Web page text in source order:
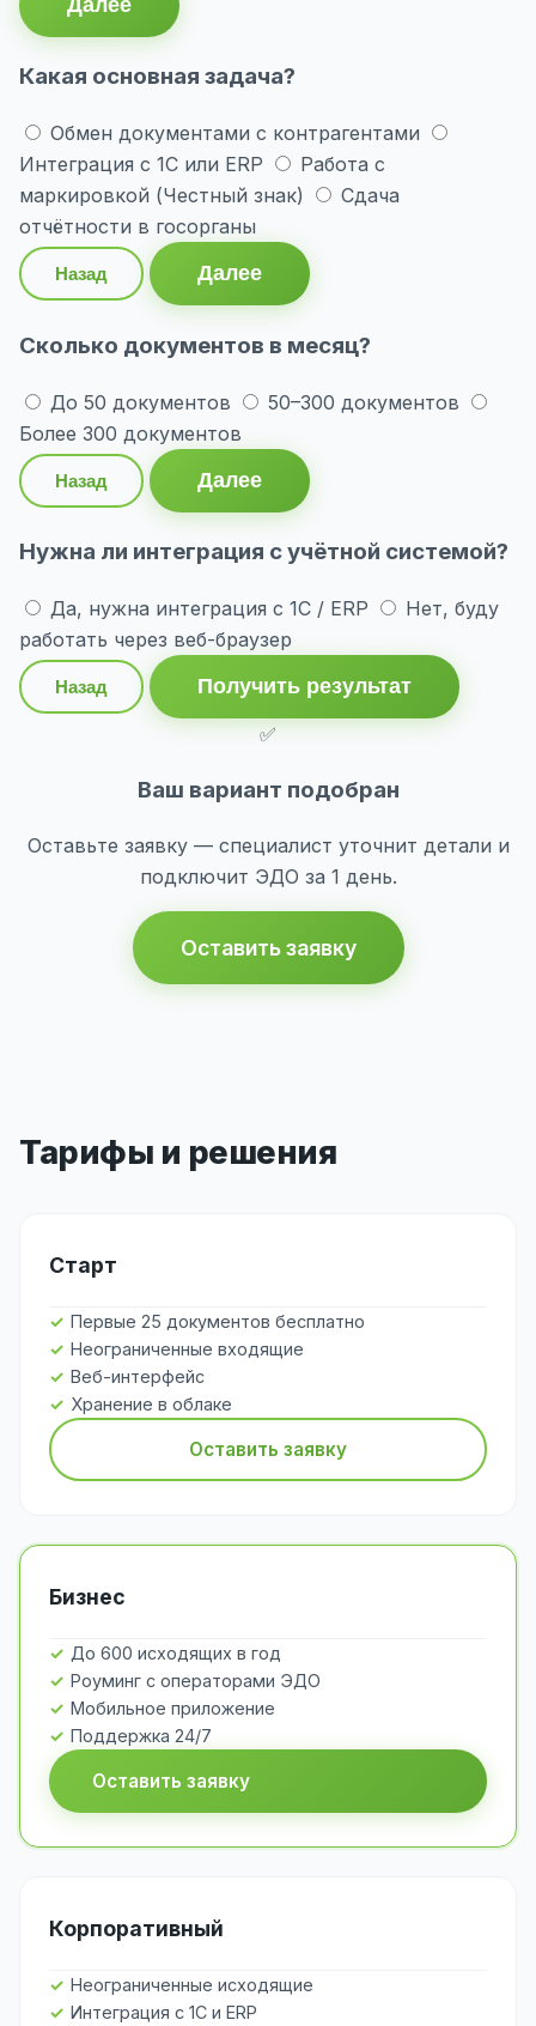
Какая основная задача?
Обмен документами с контрагентами
Интеграция с 1С или ERP
Работа с
маркировкой (Честный знак)
Сдача
отчётности в госорганы
Назад Далее
Сколько документов в месяц?
До 50 документов
50–300 документов
Более 300 документов
Назад Далее
Нужна ли интеграция с учётной системой?
Да, нужна интеграция с 1С / ERP
Нет, буду
работать через веб-браузер
Назад
Получить результат
✅
Ваш вариант подобран
Оставьте заявку — специалист уточнит детали и
подключит ЭДО за 1 день.
Оставить заявку
Тарифы и решения
Старт
Первые 25 документов бесплатно
Неограниченные входящие
Веб-интерфейс
Хранение в облаке
Оставить заявку
Бизнес
До 600 исходящих в год
Роуминг с операторами ЭДО
Мобильное приложение
Поддержка 24/7
Оставить заявку
Корпоративный
Неограниченные исходящие
Интеграция с 1С и ERP